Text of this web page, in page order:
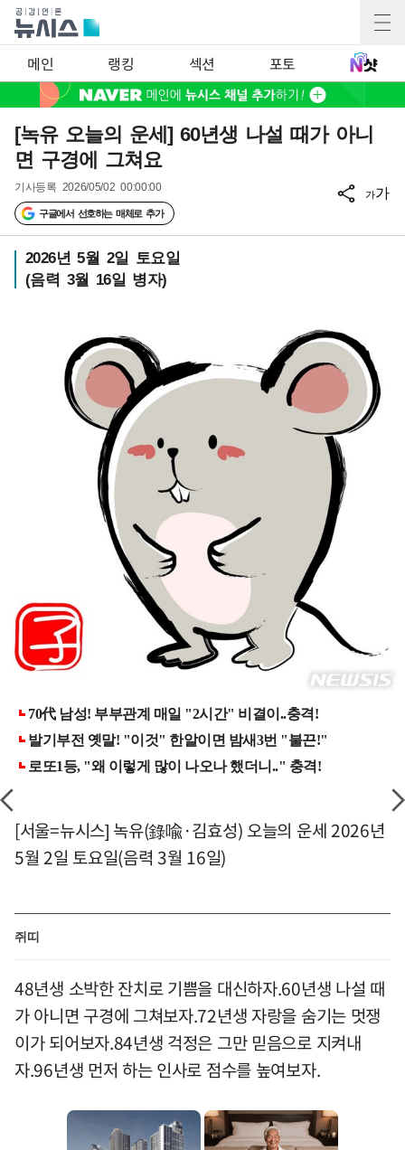
메인 랭킹 섹션 포토
[녹유 오늘의 운세] 60년생 나설 때가 아니
면 구경에 그쳐요
기사등록 2026/05/02 00:00:00
구글에서 선호하는 매체로 추가
가가
2026년 5월 2일 토요일
(음력 3월 16일 병자)
[서울=뉴시스] 녹유(錄喩·김효성) 오늘의 운세 2026년
5월 2일 토요일(음력 3월 16일)
쥐띠
48년생 소박한 잔치로 기쁨을 대신하자.60년생 나설 때
가 아니면 구경에 그쳐보자.72년생 자랑을 숨기는 멋쟁
이가 되어보자.84년생 걱정은 그만 믿음으로 지켜내
자.96년생 먼저 하는 인사로 점수를 높여보자.